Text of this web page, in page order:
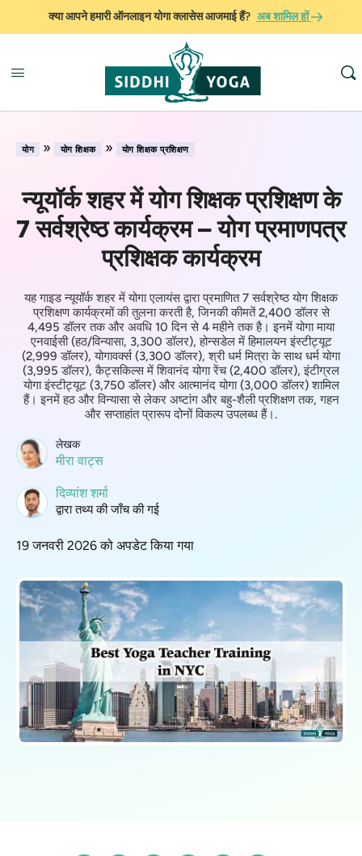
क्या आपने हमारी ऑनलाइन योगा क्लासेस आजमाई हैं? अब शामिल हों
योग » योग शिक्षक » योग शिक्षक प्रशिक्षण
न्यूयॉर्क शहर में योग शिक्षक प्रशिक्षण के
7 सर्वश्रेष्ठ कार्यक्रम – योग प्रमाणपत्र
प्रशिक्षक कार्यक्रम
यह गाइड न्यूयॉर्क शहर में योगा एलायंस द्वारा प्रमाणित 7 सर्वश्रेष्ठ योग शिक्षक
प्रशिक्षण कार्यक्रमों की तुलना करती है, जिनकी कीमतें 2,400 डॉलर से
4,495 डॉलर तक और अवधि 10 दिन से 4 महीने तक है। इनमें योगा माया
एनवाईसी (हठ/विन्यासा, 3,300 डॉलर), होन्सडेल में हिमालयन इंस्टीट्यूट
(2,999 डॉलर), योगावर्क्स (3,300 डॉलर), श्री धर्म मित्रा के साथ धर्म योगा
(3,995 डॉलर), कैट्सकिल्स में शिवानंद योगा रेंच (2,400 डॉलर), इंटीग्रल
योगा इंस्टीट्यूट (3,750 डॉलर) और आत्मानंद योगा (3,000 डॉलर) शामिल
हैं। इनमें हठ और विन्यासा से लेकर अष्टांग और बहु-शैली प्रशिक्षण तक, गहन
और सप्ताहांत प्रारूप दोनों विकल्प उपलब्ध हैं।.
लेखक
मीरा वाट्स
दिव्यांश शर्मा
द्वारा तथ्य की जाँच की गई
19 जनवरी 2026 को अपडेट किया गया